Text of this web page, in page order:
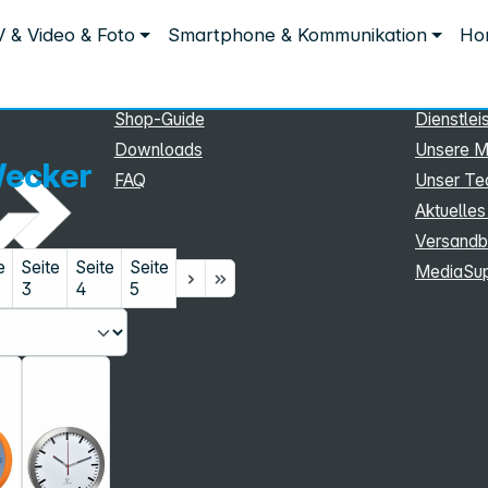
& Video & Foto Smartphone & Kommunikation
Seite
3
Seite
4
Seite
5
Shop-Guide
Downloads
FAQ
Unsere
Unser